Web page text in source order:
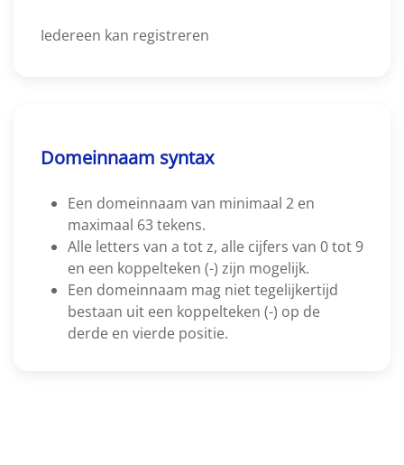
Iedereen kan registreren
Domeinnaam syntax
Een domeinnaam van minimaal 2 en
maximaal 63 tekens.
Alle letters van a tot z, alle cijfers van 0 tot 9
en een koppelteken (-) zijn mogelijk.
Een domeinnaam mag niet tegelijkertijd
bestaan uit een koppelteken (-) op de
derde en vierde positie.